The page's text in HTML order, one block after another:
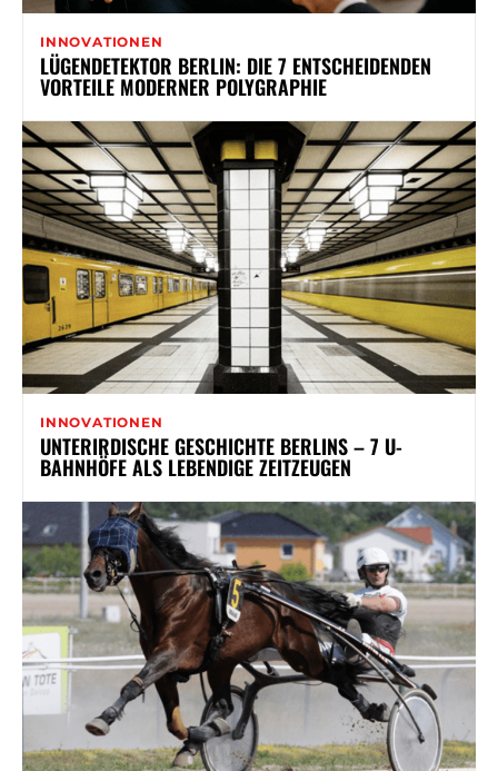
INNOVATIONEN
LÜGENDETEKTOR BERLIN: DIE 7 ENTSCHEIDENDEN
VORTEILE MODERNER POLYGRAPHIE
INNOVATIONEN
UNTERIRDISCHE GESCHICHTE BERLINS – 7 U-
BAHNHÖFE ALS LEBENDIGE ZEITZEUGEN